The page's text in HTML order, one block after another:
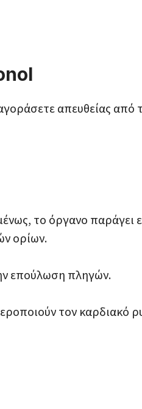
απευθείας από
το όργανο
ορίων.
επούλωση πληγών.
τον καρδιακό